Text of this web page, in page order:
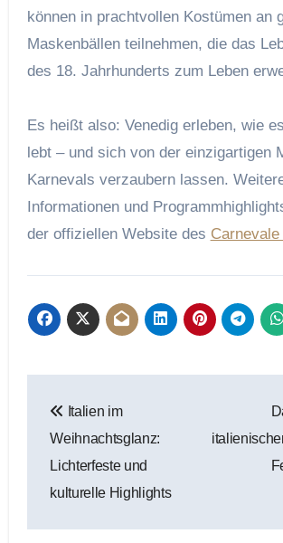
können in prachtvollen Kostümen an
Maskenbällen teilnehmen, die das
des 18. Jahrhunderts zum Leben
Es heißt also: Venedig erleben, wie
lebt – und sich von der einzigartigen
Karnevals verzaubern lassen.
Informationen und
der offiziellen Website des
Italien im
Weihnachtsglanz:
Lichterfeste und
kulturelle Highlights